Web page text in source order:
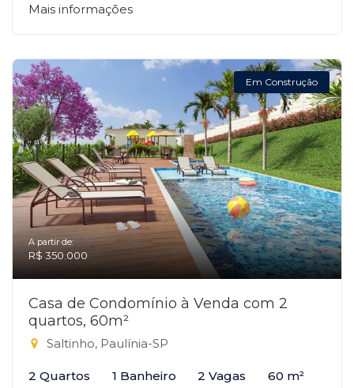
Mais informações
Em Construção
A partir de:
R$ 350.000
Casa de Condomínio à Venda com 2
quartos, 60m²
Saltinho, Paulínia-SP
2 Quartos 1 Banheiro 2 Vagas 60 m²